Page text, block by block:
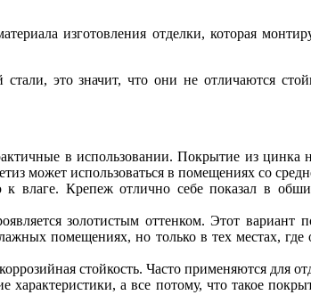
изготовления отделки, которая
это значит, что они не отличаются
в использовании. Покрытие из
может использоваться в помещениях со
влаге. Крепеж отлично себе показал в
золотистым оттенком. Этот вариант
помещениях, но только в тех местах, где
стойкость. Часто применяются для
а все потому, что такое